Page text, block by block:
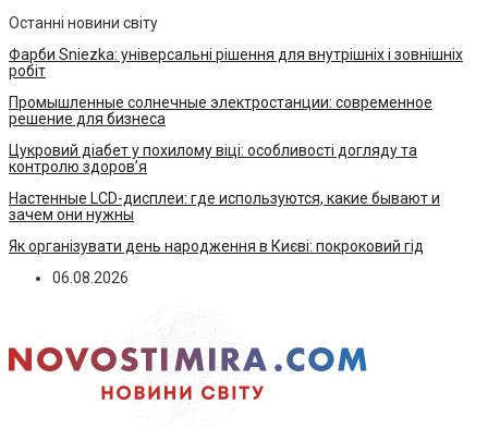
Останні новини світу
Фарби Sniezka: універсальні рішення для внутрішніх і зовнішніх
робіт
Промышленные солнечные электростанции: современное
решение для бизнеса
Цукровий діабет у похилому віці: особливості догляду та
контролю здоров’я
Настенные LCD-дисплеи: где используются, какие бывают и
зачем они нужны
Як організувати день народження в Києві: покроковий гід
06.08.2026